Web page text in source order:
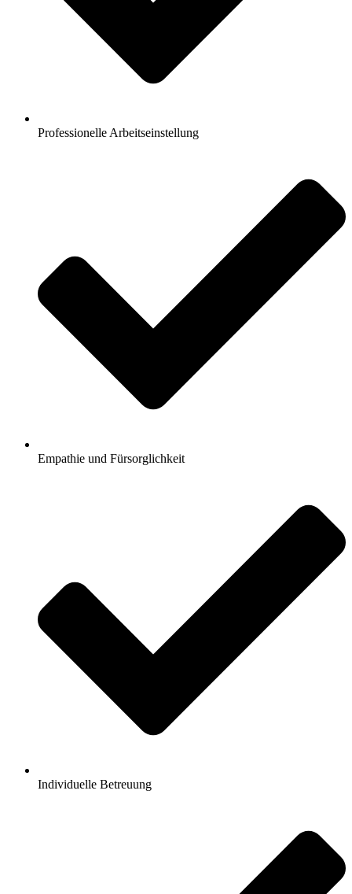
Professionelle Arbeitseinstellung
Empathie und Fürsorglichkeit
Individuelle Betreuung